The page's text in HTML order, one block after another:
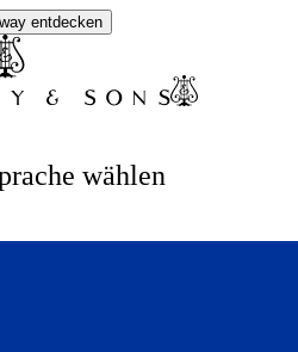
entdecken
wählen